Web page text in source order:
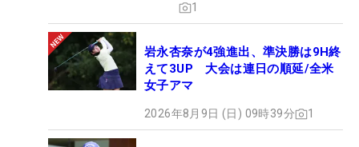
1
岩永杏奈が4強進出、準決勝は9H終
えて3UP 大会は連日の順延/全米
女子アマ
2026年8月9日 (日) 09時39分 1